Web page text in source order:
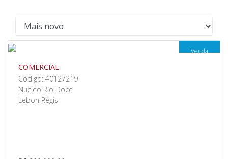
Venda
COMERCIAL
Código: 40127219
Nucleo Rio Doce
Lebon Régis